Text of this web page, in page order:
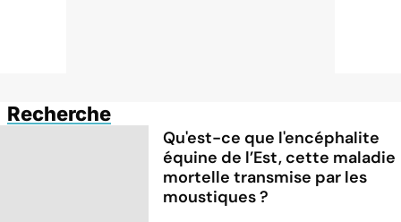
Recherche
Qu'est-ce que l'encéphalite
équine de l’Est, cette maladie
mortelle transmise par les
moustiques ?